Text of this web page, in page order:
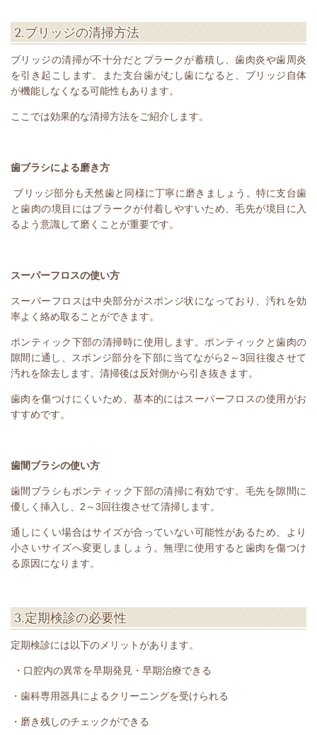
2.ブリッジの清掃方法
ブリッジの清掃が不十分だとプラークが蓄積し、歯肉炎や歯周炎
を引き起こします。また支台歯がむし歯になると、ブリッジ自体
が機能しなくなる可能性もあります。
ここでは効果的な清掃方法をご紹介します。
歯ブラシによる磨き方
ブリッジ部分も天然歯と同様に丁寧に磨きましょう。特に支台歯
と歯肉の境目にはプラークが付着しやすいため、毛先が境目に入
るよう意識して磨くことが重要です。
スーパーフロスの使い方
スーパーフロスは中央部分がスポンジ状になっており、汚れを効
率よく絡め取ることができます。
ポンティック下部の清掃時に使用します。ポンティックと歯肉の
隙間に通し、スポンジ部分を下部に当てながら2 ～3回往復させて
汚れを除去します。清掃後は反対側から引き抜きます。
歯肉を傷つけにくいため、基本的にはスーパーフロスの使用がお
すすめです。
歯間ブラシの使い方
歯間ブラシもポンティック下部の清掃に有効です。毛先を隙間に
優しく挿入し、 2 ～3回往復させて清掃します。
通しにくい場合はサイズが合っていない可能性があるため、より
小さいサイズへ変更しましょう。無理に使用すると歯肉を傷つけ
る原因になります。
3.定期検診の必要性
定期検診には以下のメリットがあります。
・口腔内の異常を早期発見・早期治療できる
・歯科専用器具によるクリーニングを受けられる
・磨き残しのチェックができる